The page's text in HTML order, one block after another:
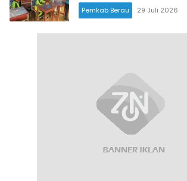
Pemkab Berau 29 Juli 2026